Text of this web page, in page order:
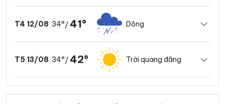
T4 12/08 34°/ 41° Dông
T5 13/08 34°/ 42° Trời quang đãng